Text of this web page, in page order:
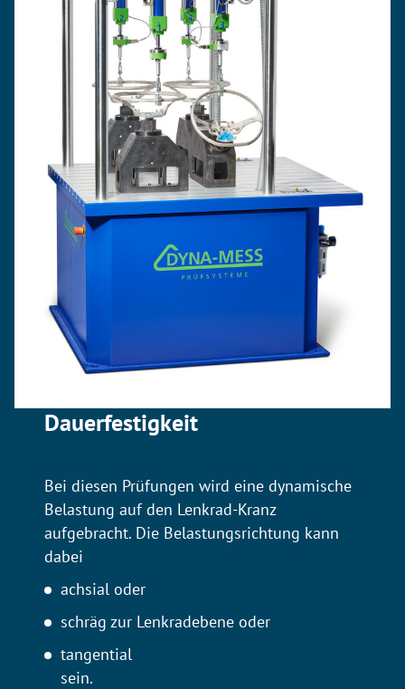
Dauerfestigkeit
Bei diesen Prüfungen wird eine dynamische
Belastung auf den Lenkrad-Kranz
aufgebracht. Die Belastungsrichtung kann
dabei
achsial oder
schräg zur Lenkradebene oder
tangential
sein.